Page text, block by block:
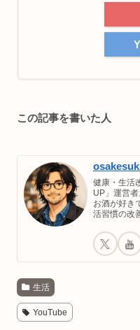
この記事を書いた人
健康・生活
UP」運営者
お酒が好き
活習慣の改
生活
YouTube